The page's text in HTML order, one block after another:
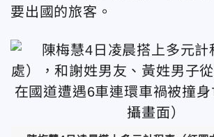
要出國的旅客。